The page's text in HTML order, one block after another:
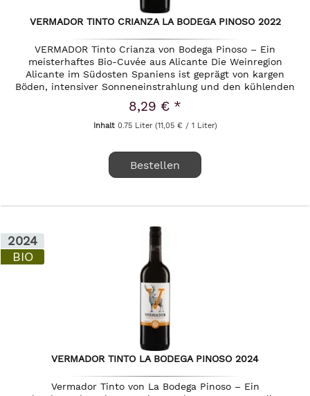
VERMADOR TINTO CRIANZA LA BODEGA PINOSO 2022
VERMADOR Tinto Crianza von Bodega Pinoso – Ein
meisterhaftes Bio-Cuvée aus Alicante Die Weinregion
Alicante im Südosten Spaniens ist geprägt von kargen
Böden, intensiver Sonneneinstrahlung und den kühlenden
Einflüssen des nahen...
8,29 € *
Inhalt 0.75 Liter (11,05 € / 1 Liter)
Bestellen
2024
BIO
VERMADOR TINTO LA BODEGA PINOSO 2024
Vermador Tinto von La Bodega Pinoso – Ein